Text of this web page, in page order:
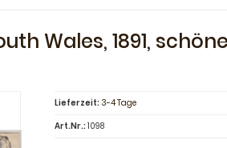
Wales, 1891,
Lieferzeit: 3-4 Tage
Art.Nr.:1098